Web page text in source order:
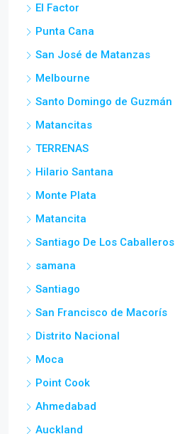
El Factor
Punta Cana
San José de Matanzas
Melbourne
Santo Domingo de Guzmán
Matancitas
TERRENAS
Hilario Santana
Monte Plata
Matancita
Santiago De Los Caballeros
samana
Santiago
San Francisco de Macorís
Distrito Nacional
Moca
Point Cook
Ahmedabad
Auckland